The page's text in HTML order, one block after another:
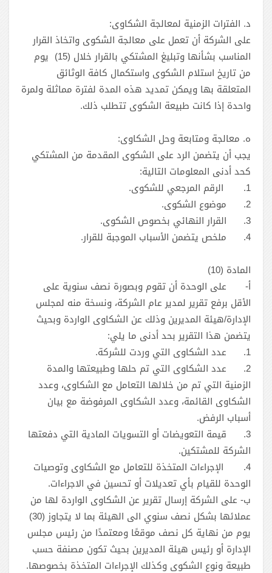
‏د. الفترات الزمنية لمعالجة الشكاوى:
على الشركة أن تعمل على معالجة الشكوى واتخاذ القرار
المناسب بشأنها وتبليغ المشتكي بالقرار خلال ‎ (15) يوم
من تاريخ استلام الشكوى واستكمال كافة الوثائق
المتعلقة بها ويمكن تمديد هذه المدة لفترة مماثلة ولمرة
واحدة إذا كانت طبيعة الشكوى تتطلب ذلك.
‏ه. معالجة ومتابعة وحل الشكاوى:
يجب أن يتضمن الرد على الشكوى المقدمة من المشتكي
كحد أدنى المعلومات التالية:
1.
2.
موضوع الشكوى.
3.
القرار النهائي بخصوص الشكوى.
4.
ملخص يتضمن الأسباب الموجبة للقرار.
‏المادة (10)
أ‌-
‎على الوحدة أن تقوم وبصورة نصف سنوية على
الأقل برفع تقرير لمدير عام الشركة، ونسخة منه لمجلس
الإدارة/هيئة المديرين وذلك عن الشكاوى الواردة وبحيث
يتضمن هذا التقرير بحد أدنى ما يلي:
1.
عدد الشكاوى التي وردت للشركة.
2.
عدد الشكاوى التي تم حلها وطبيعتها والمدة
الزمنية التي تم من خلالها التعامل مع الشكاوى، وعدد
الشكاوى القائمة، وعدد الشكاوى المرفوضة مع بيان
أسباب الرفض.
3.
قيمة التعويضات أو التسويات المادية التي دفعتها
الشركة للمشتكين.
4.
الإجراءات المتخذة للتعامل مع الشكاوى وتوصيات
الوحدة للقيام بأي تعديلات أو تحسين في الاجراءات.
ب- على الشركة إرسال تقرير عن الشكاوى الواردة لها من
عملائها بشكل نصف سنوي الى الهيئة بما لا يتجاوز (30)
يوم من نهاية كل نصف موقعًا ومعتمدًا من رئيس مجلس
الإدارة أو رئيس هيئة المديرين بحيث تكون مصنفة حسب
طبيعة ونوع الشكوى وكذلك الإجراءات المتخذة بخصوصها.